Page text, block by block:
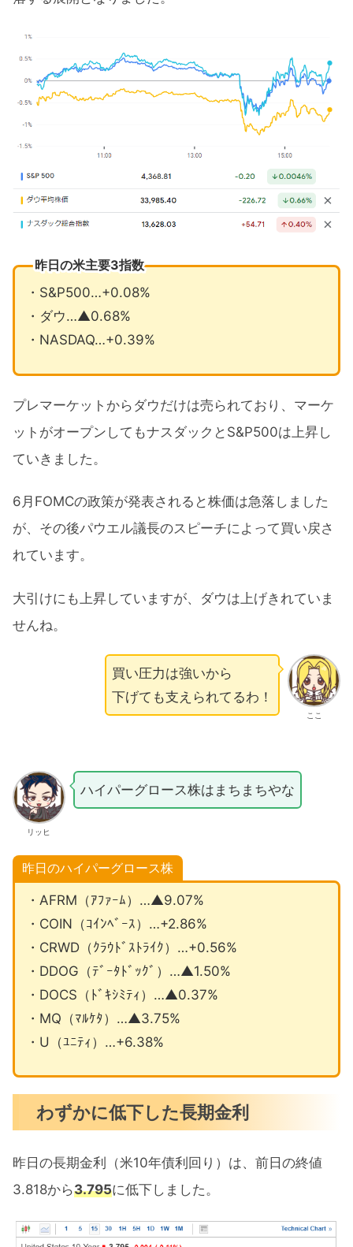
昨日の米主要3指数
・S&P500…+0.08%
・ダウ…▲0.68%
・NASDAQ…+0.39%
プレマーケットからダウだけは売られており、マーケ
ットがオープンしてもナスダックとS&P500は上昇し
ていきました。
6月FOMCの政策が発表されると株価は急落しました
が、その後パウエル議長のスピーチによって買い戻さ
れています。
大引けにも上昇していますが、ダウは上げきれていま
せんね。
ここ
買い圧力は強いから
下げても支えられてるわ！
リッヒ
ハイパーグロース株はまちまちやな
昨日のハイパーグロース株
・AFRM（ｱﾌｧｰﾑ）…▲9.07%
・COIN（ｺｲﾝﾍﾞｰｽ）…+2.86%
・CRWD（ｸﾗｳﾄﾞｽﾄﾗｲｸ）…+0.56%
・DDOG（ﾃﾞｰﾀﾄﾞｯｸﾞ）…▲1.50%
・DOCS（ﾄﾞｷｼﾐﾃｨ）…▲0.37%
・MQ（ﾏﾙｹﾀ）…▲3.75%
・U（ﾕﾆﾃｨ）…+6.38%
わずかに低下した長期金利
昨日の長期金利（米10年債利回り）は、前日の終値
3.818から3.795に低下しました。